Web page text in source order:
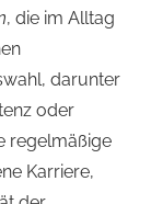
, die im Alltag
darunter
oder
regelmäßige
Karriere,